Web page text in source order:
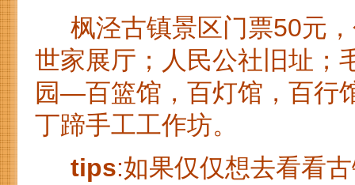
枫泾古镇景区门票50元，
世家展厅；人民公社旧址；
园—百篮馆，百灯馆，百行
丁蹄手工工作坊。
tips:如果仅仅想去看看